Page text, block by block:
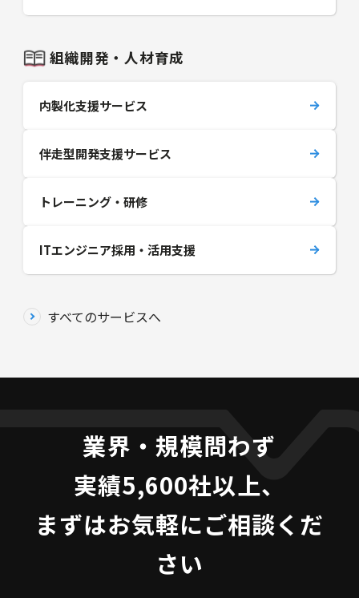
組織開発・人材育成
内製化支援サービス
伴走型開発支援サービス
トレーニング・研修
ITエンジニア採用・活用支援
すべてのサービスへ
業界・規模問わず
実績5,600社以上、
まずはお気軽にご相談くだ
さい